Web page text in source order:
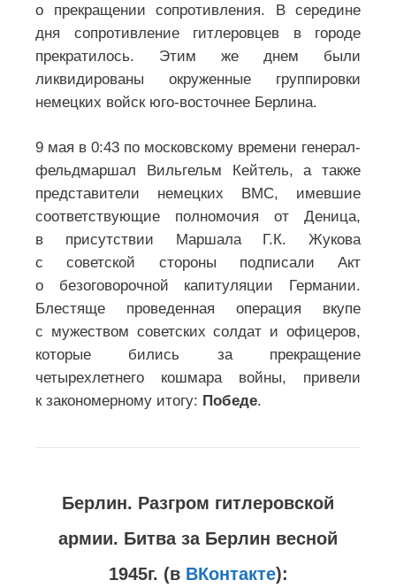
о прекращении сопротивления. В середине
дня сопротивление гитлеровцев в городе
прекратилось. Этим же днем были
ликвидированы окруженные группировки
немецких войск юго-восточнее Берлина.
9 мая в 0:43 по московскому времени генерал-
фельдмаршал Вильгельм Кейтель, а также
представители немецких ВМС, имевшие
соответствующие полномочия от Деница,
в присутствии Маршала Г.К. Жукова
с советской стороны подписали Акт
о безоговорочной капитуляции Германии.
Блестяще проведенная операция вкупе
с мужеством советских солдат и офицеров,
которые бились за прекращение
четырехлетнего кошмара войны, привели
к закономерному итогу: Победе.
Берлин. Разгром гитлеровской
армии. Битва за Берлин весной
1945г. (в ВКонтакте):